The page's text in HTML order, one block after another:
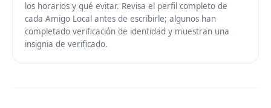
los horarios y qué evitar. Revisa el perfil completo de
cada Amigo Local antes de escribirle; algunos han
completado verificación de identidad y muestran una
insignia de verificado.